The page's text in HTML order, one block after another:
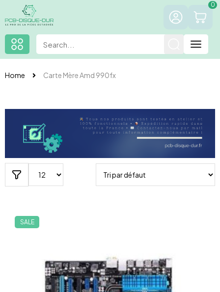
0
Home Carte Mère Amd 990fx
SALE